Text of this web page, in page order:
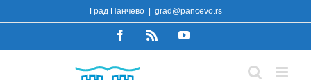
to
Град Панчево grad@pancevo.rs
FacebookRss YouTube